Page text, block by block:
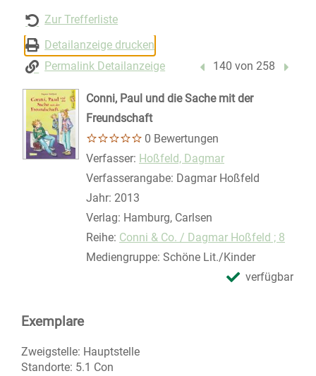
Zur Trefferliste
Detailanzeige drucken
Permalink Detailanzeige
Vorheriger Treffer
140 von 258
Conni, Paul und die Sache mit der
Freundschaft
0 Bewertungen
Verfasser: Suche nach diesem Verfasser
Hoßfeld, Dagmar
Verfasserangabe: Dagmar Hoßfeld
Jahr: 2013
Verlag: Hamburg, Carlsen
Reihe: Conni & Co. / Dagmar Hoßfeld ; 8
Mediengruppe: Schöne Lit./Kinder
verfügbar
Exemplare
Zweigstelle: Hauptstelle
Standorte: 5.1 Con